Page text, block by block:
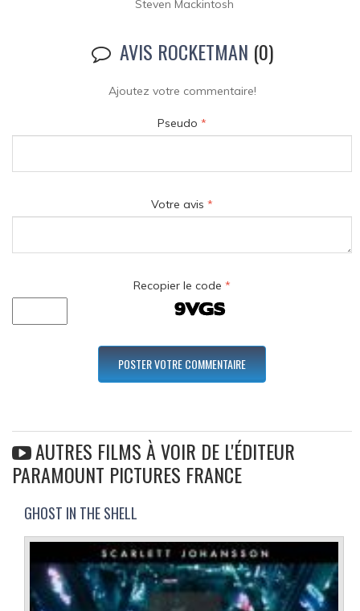
Steven Mackintosh
AVIS ROCKETMAN (0)
Ajoutez votre commentaire!
Pseudo *
Votre avis *
Recopier le code *
AUTRES FILMS À VOIR DE L'ÉDITEUR
PARAMOUNT PICTURES FRANCE
GHOST IN THE SHELL